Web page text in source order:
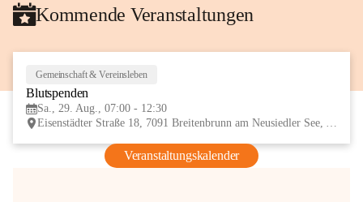
Kommende Veranstaltungen
Gemeinschaft & Vereinsleben
Blutspenden
Sa., 29. Aug., 07:00 - 12:30
Eisenstädter Straße 18, 7091 Breitenbrunn am Neusiedler See, AUT
Veranstaltungskalender